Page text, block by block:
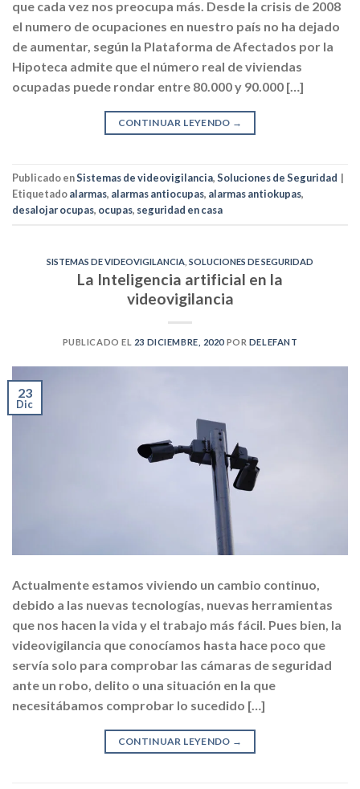
que cada vez nos preocupa más. Desde la crisis de 2008
el numero de ocupaciones en nuestro país no ha dejado
de aumentar, según la Plataforma de Afectados por la
Hipoteca admite que el número real de viviendas
ocupadas puede rondar entre 80.000 y 90.000 […]
CONTINUAR LEYENDO →
Publicado enSistemas de videovigilancia,Soluciones de Seguridad |
Etiquetadoalarmas, alarmas antiocupas, alarmas antiokupas,
desalojar ocupas, ocupas, seguridad en casa
SISTEMAS DE VIDEOVIGILANCIA SOLUCIONES DE SEGURIDAD
La Inteligencia artificial en la
videovigilancia
PUBLICADO EL 23 DICIEMBRE, 2020 POR DELEFANT
23
Dic
Actualmente estamos viviendo un cambio continuo,
debido a las nuevas tecnologías, nuevas herramientas
que nos hacen la vida y el trabajo más fácil. Pues bien, la
videovigilancia que conocíamos hasta hace poco que
servía solo para comprobar las cámaras de seguridad
ante un robo, delito o una situación en la que
necesitábamos comprobar lo sucedido […]
CONTINUAR LEYENDO →